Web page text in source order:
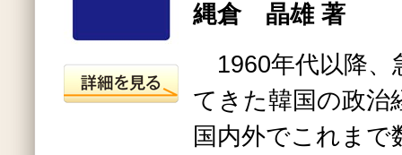
縄倉 晶雄 著
1960年代以降、
てきた韓国の政治
国内外でこれまで